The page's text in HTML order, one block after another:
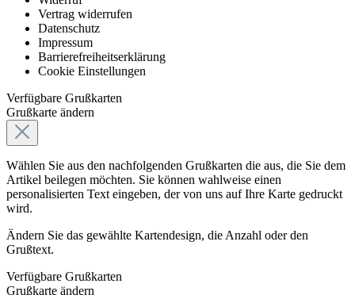
Vertrag widerrufen
Datenschutz
Impressum
Barrierefreiheitserklärung
Cookie Einstellungen
Verfügbare Grußkarten
Grußkarte ändern
Wählen Sie aus den nachfolgenden Grußkarten die aus, die Sie dem
Artikel beilegen möchten. Sie können wahlweise einen
personalisierten Text eingeben, der von uns auf Ihre Karte gedruckt
wird.
Ändern Sie das gewählte Kartendesign, die Anzahl oder den
Grußtext.
Verfügbare Grußkarten
Grußkarte ändern